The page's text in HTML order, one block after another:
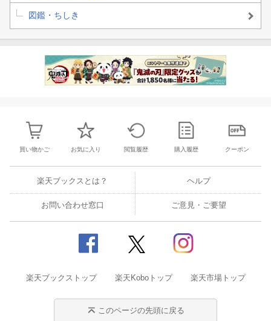
図鑑・ちしき
買い物かご お気に入り 閲覧履歴 購入履歴 クーポン
楽天ブックスとは？ ヘルプ
お問い合わせ窓口 ご意見・ご要望
楽天ブックストップ 楽天Koboトップ 楽天市場トップ
このページの先頭に戻る